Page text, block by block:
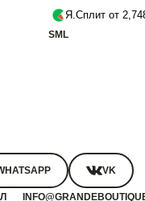
Я.Сплит от
SML
VK